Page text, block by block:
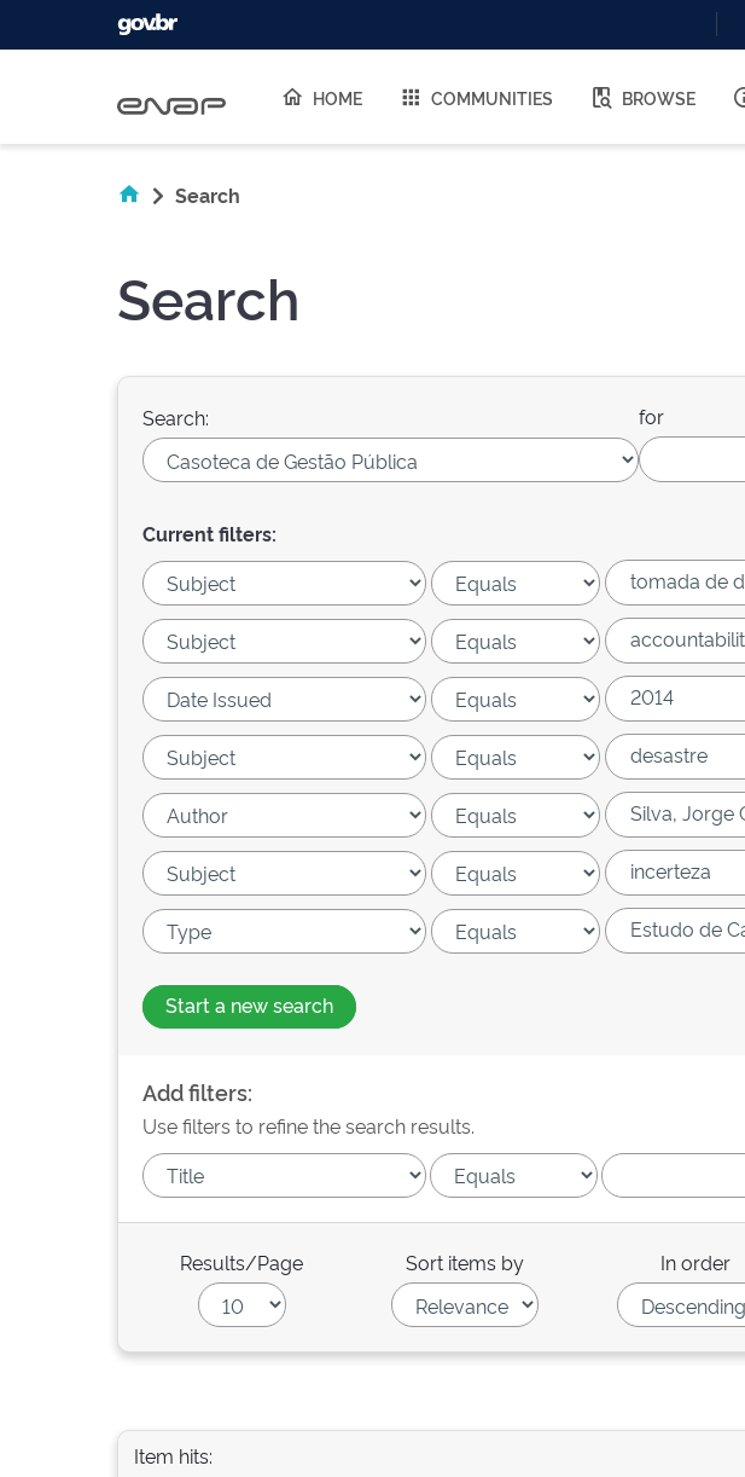
HOME COMMUNITIES BROWSE
Search
Search
Search: for
Current filters:
Start a new search
Add filters:
Use filters to refine the search results.
Results/Page Sort items by In order
Item hits: